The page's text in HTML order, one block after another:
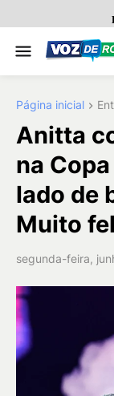
Página inicial
Anitta
na
lado de
Muito
segunda-feira,